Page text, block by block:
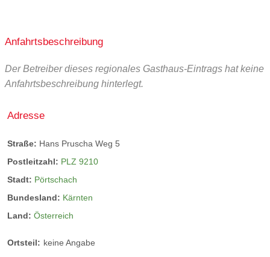
Anfahrtsbeschreibung
Der Betreiber dieses regionales Gasthaus-Eintrags hat keine
Anfahrtsbeschreibung hinterlegt.
Adresse
Straße: Hans Pruscha Weg 5
Postleitzahl: PLZ 9210
Stadt: Pörtschach
Bundesland: Kärnten
Land: Österreich
Ortsteil: keine Angabe